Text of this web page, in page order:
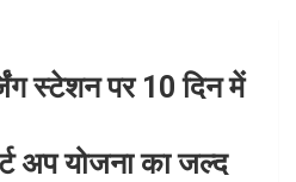
स्टेशन पर 10 दिन में
अप योजना का जल्द